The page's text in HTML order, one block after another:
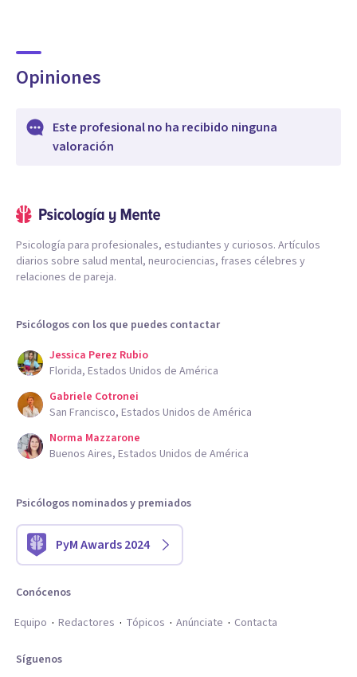
Opiniones
Este profesional no ha recibido ninguna
valoración
Psicología para profesionales, estudiantes y curiosos. Artículos
diarios sobre salud mental, neurociencias, frases célebres y
relaciones de pareja.
Psicólogos con los que puedes contactar
Jessica Perez Rubio
Florida, Estados Unidos de América
Gabriele Cotronei
San Francisco, Estados Unidos de América
Norma Mazzarone
Buenos Aires, Estados Unidos de América
Psicólogos nominados y premiados
PyM Awards 2024
Conócenos
Equipo
Redactores Tópicos Anúnciate Contacta
Síguenos